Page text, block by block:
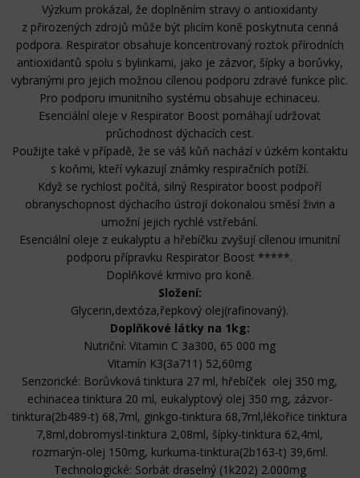
Výzkum prokázal, že doplněním stravy o antioxidanty
z přirozených zdrojů může být plicím koně poskytnuta cenná
podpora. Respirator obsahuje koncentrovaný roztok přírodních
antioxidantů spolu s bylinkami, jako je zázvor, šípky a borůvky,
vybranými pro jejich možnou cílenou podporu zdravé funkce plic.
Pro podporu imunitního systému obsahuje echinaceu.
Esenciální oleje v Respirator Boost pomáhají udržovat
průchodnost dýchacích cest.
Použijte také v případě, že se váš kůň nachází v úzkém kontaktu
s koňmi, kteří vykazují známky respiračních potíží.
Když se rychlost počítá, silný Respirator boost podpoří
obranyschopnost dýchacího ústrojí dokonalou směsí živin a
umožní jejich rychlé vstřebání.
Esenciální oleje z eukalyptu a hřebíčku zvyšují cílenou imunitní
podporu přípravku Respirator Boost *****.
Doplňkové krmivo pro koně.
Složení:
Glycerin,dextóza,řepkový olej(rafinovaný).
Doplňkové látky na 1kg:
Nutriční: Vitamin C 3a300, 65 000 mg
Vitamín K3(3a711) 52,60mg
Senzorické: Borůvková tinktura 27 ml, hřebíček olej 350 mg,
echinacea tinktura 20 ml, eukalyptový olej 350 mg, zázvor-
tinktura(2b489-t) 68,7ml, ginkgo-tinktura 68,7ml,lékořice tinktura
7,8ml,dobromysl-tinktura 2,08ml, šípky-tinktura 62,4ml,
rozmarýn-olej 150mg, kurkuma-tinktura(2b163-t) 39,6ml.
Technologické: Sorbát draselný (1k202) 2.000mg